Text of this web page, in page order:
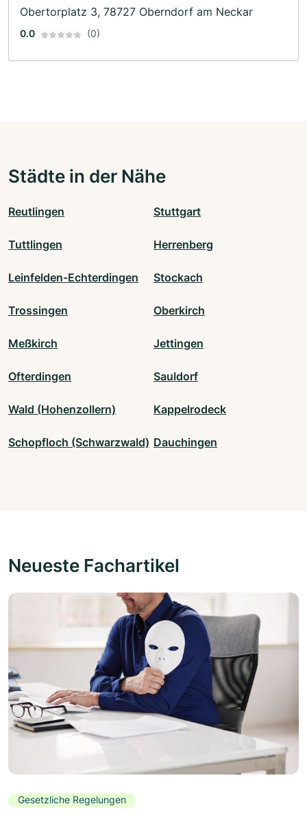
Obertorplatz 3, 78727 Oberndorf am Neckar
0.0 (0)
Städte in der Nähe
Reutlingen Stuttgart
Tuttlingen Herrenberg
Leinfelden-Echterdingen Stockach
Trossingen Oberkirch
Meßkirch Jettingen
Ofterdingen Sauldorf
Wald (Hohenzollern) Kappelrodeck
Schopfloch (Schwarzwald) Dauchingen
Neueste Fachartikel
Gesetzliche Regelungen